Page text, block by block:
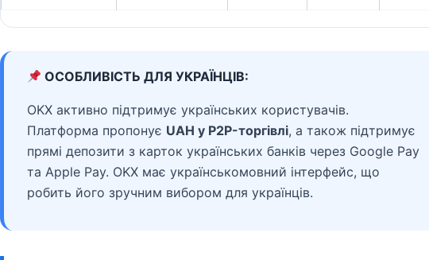
ОСОБЛИВІСТЬ ДЛЯ УКРАЇНЦІВ:
OKX активно підтримує українських користувачів.
Платформа пропонує UAH у P2P-торгівлі, а також підтримує
прямі депозити з карток українських банків через Google Pay
та Apple Pay. OKX має українськомовний інтерфейс, що
робить його зручним вибором для українців.